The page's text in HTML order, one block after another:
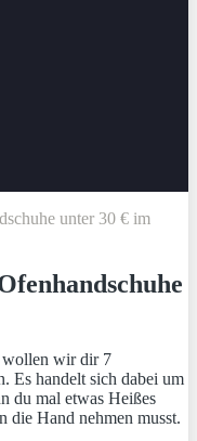
unter 30 € im
wollen wir dir 7
Es handelt sich dabei um
du mal etwas Heißes
Hand nehmen musst.